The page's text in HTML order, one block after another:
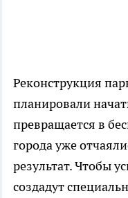
Реконструкция
планировали
превращается в
города уже
результат. Чтобы
создадут